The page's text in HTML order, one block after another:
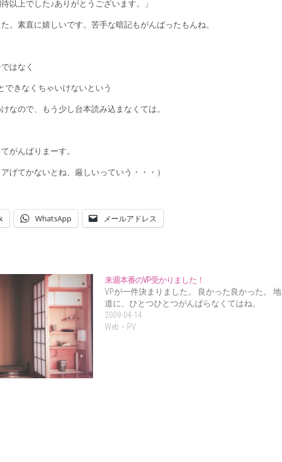
以上でした♪ありがとうございます。」
。素直に嬉しいです。苦手な暗記もがんばったもんね。
はなく
できなくちゃいけないという
なので、もう少し台本読み込まなくては。
がんばりまーす。
げてかないとね、厳しいっていう・・・）
WhatsApp メールアドレス
来週本番のVP受かりました！
VPが一件決まりました。 良かった良かった。 地
道に、ひとつひとつがんばらなくてはね。
2009-04-14
Web・PV